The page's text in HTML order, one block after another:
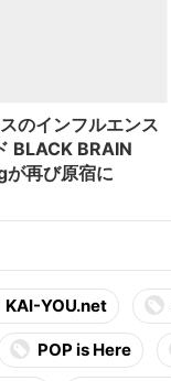
BLACK BRAIN
再び原宿に
KAI-YOU.net
POP is Here